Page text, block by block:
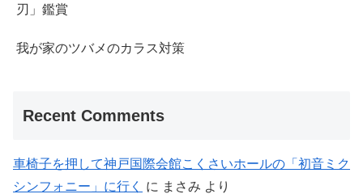
刃」鑑賞
我が家のツバメのカラス対策
Recent Comments
車椅子を押して神戸国際会館こくさいホールの「初音ミク
シンフォニー」に行く
に まさみ より